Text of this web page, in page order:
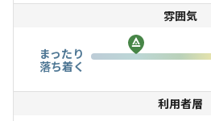
スノーピーク社製の剛性の高い
大型テント。リビングと寝室をひ
的な２ルームシェルターとなって
本格的なアウトドア体験と贅沢
雰囲気
まったり
落ち着く
利用者層